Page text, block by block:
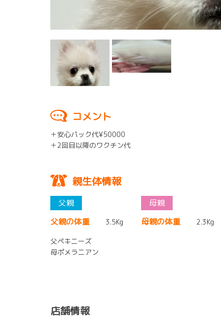
コメント
＋安心パック代¥50000
＋2回目以降のワクチン代
親生体情報
父親の体重 3.5Kg 母親の体重 2.3Kg
父ペキニーズ
母ポメラニアン
店舗情報